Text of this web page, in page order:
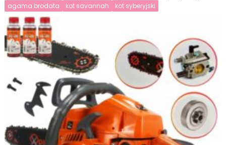
agama brodata kot savannah kot syberyjski